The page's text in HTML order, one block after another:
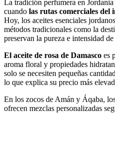
La tradición perfumera en
cuando las rutas comerciales del
Hoy, los aceites esenciales
métodos tradicionales como la
preservan la pureza e intensidad
El aceite de rosa de Damasco es
aroma floral y propiedades
solo se necesiten pequeñas
lo que explica su precio más
En los zocos de Amán y Áqaba,
ofrecen mezclas personalizadas